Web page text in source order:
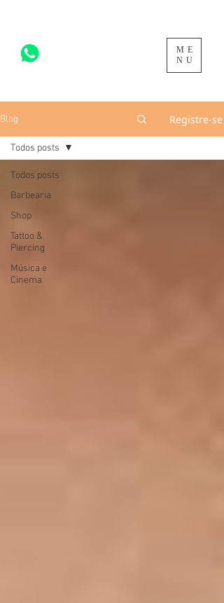
ME
NU
Blog Registre-se
Todos posts
Barbearia
Shop
Tattoo &
Piercing
Música e
Cinema
Todos posts